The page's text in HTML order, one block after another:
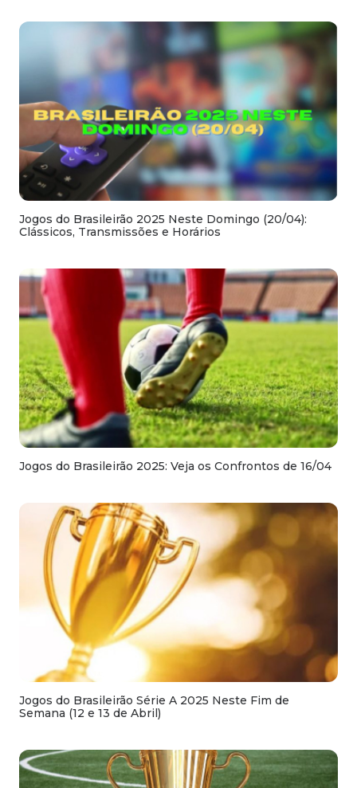
Jogos do Brasileirão 2025 Neste Domingo (20/04):
Clássicos, Transmissões e Horários
Jogos do Brasileirão 2025: Veja os Confrontos de 16/04
Jogos do Brasileirão Série A 2025 Neste Fim de
Semana (12 e 13 de Abril)